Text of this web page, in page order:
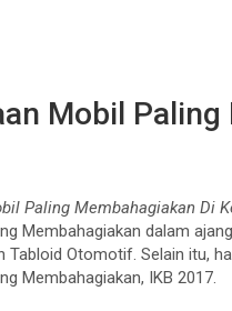
Mobil
Paling Membahagiakan Di
Membahagiakan dalam
Tabloid Otomotif. Selain itu,
Membahagiakan, IKB 2017.